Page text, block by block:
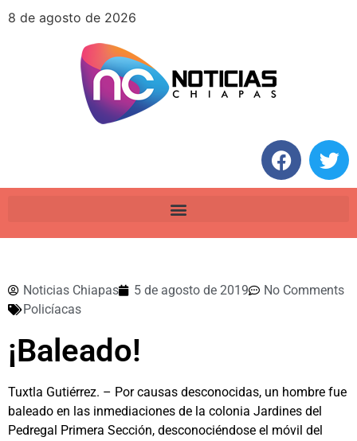
8 de agosto de 2026
Noticias Chiapas 5 de agosto de 2019
No Comments
Policíacas
¡Baleado!
Tuxtla Gutiérrez. – Por causas desconocidas, un hombre fue
baleado en las inmediaciones de la colonia Jardines del
Pedregal Primera Sección, desconociéndose el móvil del